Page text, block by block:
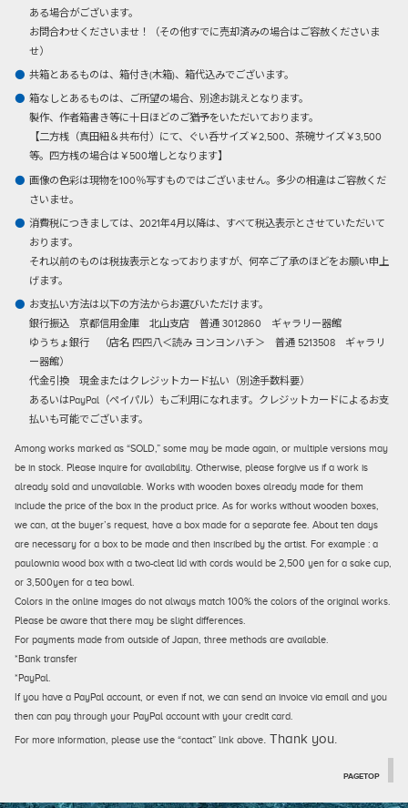
ある場合がございます。
お問合わせくださいませ！（その他すでに売却済みの場合はご容赦くださいま
せ）
共箱とあるものは、箱付き(木箱)、箱代込みでございます。
箱なしとあるものは、ご所望の場合、別途お誂えとなります。
製作、作者箱書き等に十日ほどのご猶予をいただいております。
【二方桟（真田紐＆共布付）にて、ぐい呑サイズ￥2,500、茶碗サイズ￥3,500
等。四方桟の場合は￥500増しとなります】
画像の色彩は現物を100％写すものではございません。多少の相違はご容赦くだ
さいませ。
消費税につきましては、2021年4月以降は、すべて税込表示とさせていただいて
おります。
それ以前のものは税抜表示となっておりますが、何卒ご了承のほどをお願い申上
げます。
お支払い方法は以下の方法からお選びいただけます。
銀行振込京都信用金庫 北山支店 普通 3012860 ギャラリー器館
ゆうちょ銀行 （店名 四四八＜読み ヨンヨンハチ＞ 普通 5213508 ギャラリ
ー器館）
代金引換現金またはクレジットカード払い（別途手数料要）
あるいはPayPal（ペイパル）もご利用になれます。クレジットカードによるお支
払いも可能でございます。
Among works marked as “SOLD,” some may be made again, or multiple versions may
be in stock. Please inquire for availability. Otherwise, please forgive us if a work is
already sold and unavailable. Works with wooden boxes already made for them
include the price of the box in the product price. As for works without wooden boxes,
we can, at the buyer’s request, have a box made for a separate fee. About ten days
are necessary for a box to be made and then inscribed by the artist. For example : a
paulownia wood box with a two-cleat lid with cords would be 2,500 yen for a sake cup,
or 3,500yen for a tea bowl.
Colors in the online images do not always match 100% the colors of the original works.
Please be aware that there may be slight differences.
For payments made from outside of Japan, three methods are available.
*Bank transfer
*PayPal.
If you have a PayPal account, or even if not, we can send an invoice via email and you
then can pay through your PayPal account with your credit card.
For more information, please use the “contact” link above. Thank you.
PAGETOP